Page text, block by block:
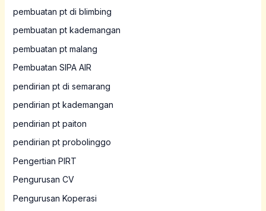
pembuatan pt di blimbing
pembuatan pt kademangan
pembuatan pt malang
Pembuatan SIPA AIR
pendirian pt di semarang
pendirian pt kademangan
pendirian pt paiton
pendirian pt probolinggo
Pengertian PIRT
Pengurusan CV
Pengurusan Koperasi